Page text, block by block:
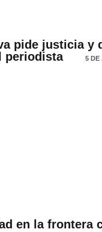
pide justicia y
periodista
5 DE
en la frontera